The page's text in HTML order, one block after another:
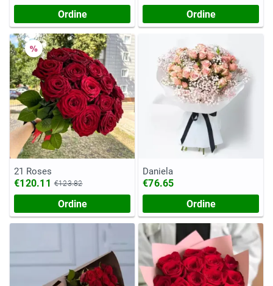
Ordine
Ordine
21 Roses
€120.11 €123.82
Ordine
Daniela
€76.65
Ordine